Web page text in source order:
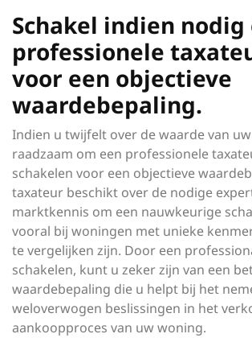
Schakel indien nodig
professionele
voor een objectieve
waardebepaling.
Indien u twijfelt over de waarde van
raadzaam om een professionele
schakelen voor een objectieve
taxateur beschikt over de nodige
marktkennis om een nauwkeurige
vooral bij woningen met unieke
te vergelijken zijn. Door een
schakelen, kunt u zeker zijn van een
waardebepaling die u helpt bij het
weloverwogen beslissingen in het
aankoopproces van uw woning.